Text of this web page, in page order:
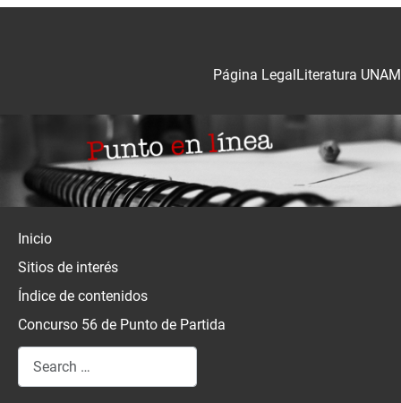
Literatura UNAM
Página Legal
Inicio
Sitios de interés
Índice de contenidos
Concurso 56 de Punto de Partida
Search